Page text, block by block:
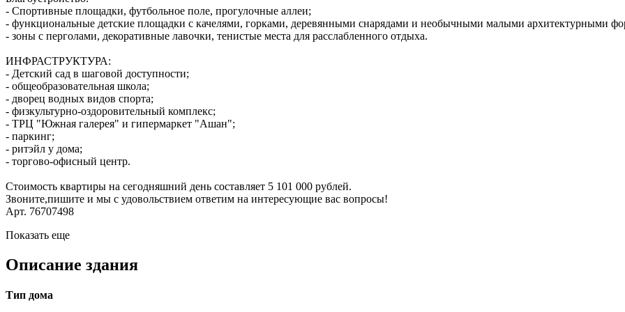
- Спортивные площадки, футбольное поле, прогулочные аллеи;
- функциональные детские площадки с качелями, горками, деревянными снарядами и необычными малыми архитектурными
- зоны с перголами, декоративные лавочки, тенистые места для расслабленного отдыха.
ИНФРАСТРУКТУРА:
- Детский сад в шаговой доступности;
- общеобразовательная школа;
- дворец водных видов спорта;
- физкультурно-оздоровительный комплекс;
- ТРЦ "Южная галерея" и гипермаркет "Ашан";
- паркинг;
- ритэйл у дома;
- торгово-офисный центр.
Стоимость квартиры на сегодняшний день составляет 5 101 000 рублей.
Звоните,пишите и мы с удовольствием ответим на интересующие вас вопросы!
Арт. 76707498
Показать еще
Описание здания
Тип дома